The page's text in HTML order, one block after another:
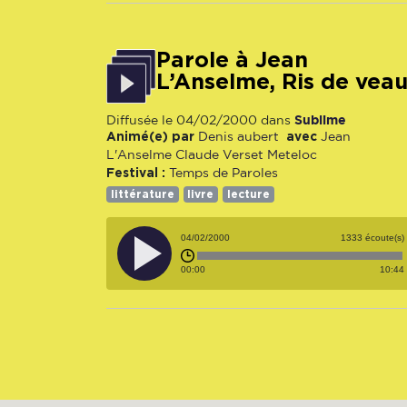
Parole à Jean
L’Anselme, Ris de veau
Diffusée le 04/02/2000 dans Sublime
Animé(e) par Denis aubert avec
Jean
L'Anselme Claude Verset Meteloc
Festival : Temps de Paroles
littérature livre lecture
04/02/2000 1333 écoute(s)
00:00 10:44